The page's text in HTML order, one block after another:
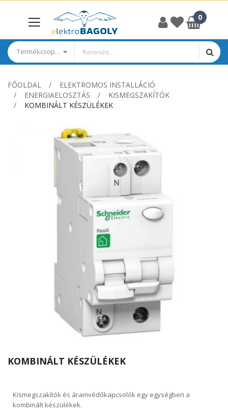
Termékcsoportok
FŐOLDAL
ELEKTROMOS INSTALLÁCIÓ
ENERGIAELOSZTÁS
KISMEGSZAKÍTÓK
KOMBINÁLT KÉSZÜLÉKEK
KOMBINÁLT KÉSZÜLÉKEK
Kismegszakítók és áramvédőkapcsolók egy egységben a
kombinált készülékek.